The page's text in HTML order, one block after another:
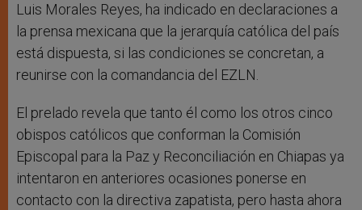
Luis Morales Reyes, ha indicado en declaraciones a
la prensa mexicana que la jerarquía católica del país
está dispuesta, si las condiciones se concretan, a
reunirse con la comandancia del EZLN.
El prelado revela que tanto él como los otros cinco
obispos católicos que conforman la Comisión
Episcopal para la Paz y Reconciliación en Chiapas ya
intentaron en anteriores ocasiones ponerse en
contacto con la directiva zapatista, pero hasta ahora